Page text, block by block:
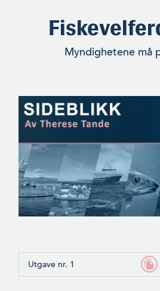
Myndighetene må
Utgave nr. 1